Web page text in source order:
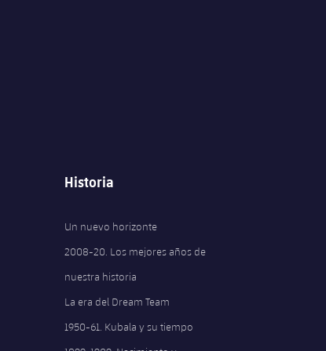
Historia
Un nuevo horizonte
2008-20. Los mejores años de
nuestra historia
La era del Dream Team
1950-61. Kubala y su tiempo